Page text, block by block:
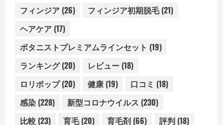
フィンジア (26) フィンジア初期脱毛(21)
ヘアケア (17)
ボタニストプレミアムラインセット (19)
ランキング(20) レビュー (18)
ロリポップ(20) 健康 (19) 口コミ (18)
感染 (228) 新型コロナウイルス (230)
比較 (23) 育毛(20) 育毛剤 (66) 評判 (18)